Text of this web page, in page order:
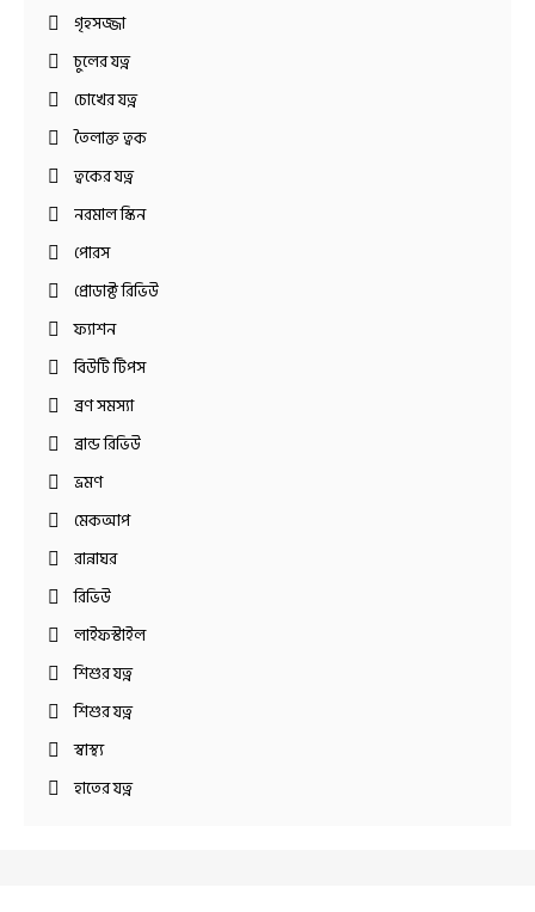
গৃহসজ্জা
চুলের যত্ন
চোখের যত্ন
তৈলাক্ত ত্বক
ত্বকের যত্ন
নরমাল স্কিন
পোরস
প্রোডাক্ট রিভিউ
ফ্যাশন
বিউটি টিপস
ব্রণ সমস্যা
ব্রান্ড রিভিউ
ভ্রমণ
মেকআপ
রান্নাঘর
রিভিউ
লাইফস্টাইল
শিশুর যত্ন
শিশুর যত্ন
স্বাস্থ্য
হাতের যত্ন